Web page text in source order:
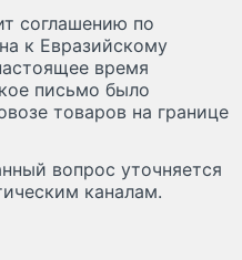
соглашению по
к Евразийскому
время
письмо было
товаров на границе
вопрос уточняется
каналам.